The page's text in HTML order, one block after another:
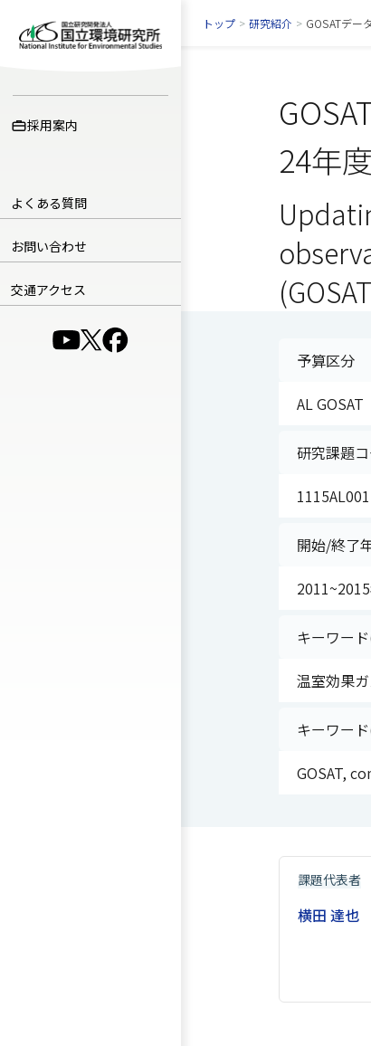
採用案内
よくある質問
お問い合わせ
交通アクセス
（別ウインドウで開きます）
（別ウインドウで開きます）
（別ウインドウで開きます）
トップ > 研究紹介 > GOSATデー
24年度
予算区分
AL GOSAT
研究課題
1115AL001
開始/終了
キーワー
温室効果
キーワー
GOSAT,
課題代表者
横田 達也